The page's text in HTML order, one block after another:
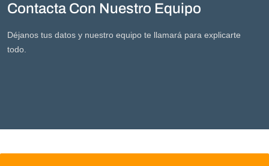
Contacta Con Nuestro Equipo
Déjanos tus datos y nuestro equipo te llamará para explicarte
todo.